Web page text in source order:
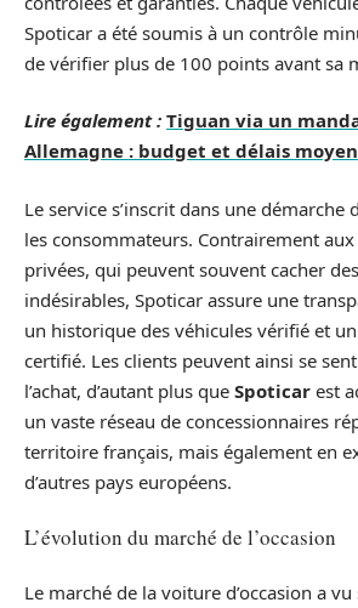
Spoticar a été soumis à un contrôle
de vérifier plus de 100 points avant sa
Lire également : Tiguan via un
Allemagne : budget et délais
Le service s’inscrit dans une démarche
les consommateurs. Contrairement
privées, qui peuvent souvent cacher
indésirables, Spoticar assure une
un historique des véhicules vérifié et
certifié. Les clients peuvent ainsi se
l’achat, d’autant plus que Spoticar est
un vaste réseau de concessionnaires
territoire français, mais également en
d’autres pays européens.
L’évolution du marché de l’occasion
Le marché de la voiture d’occasion a